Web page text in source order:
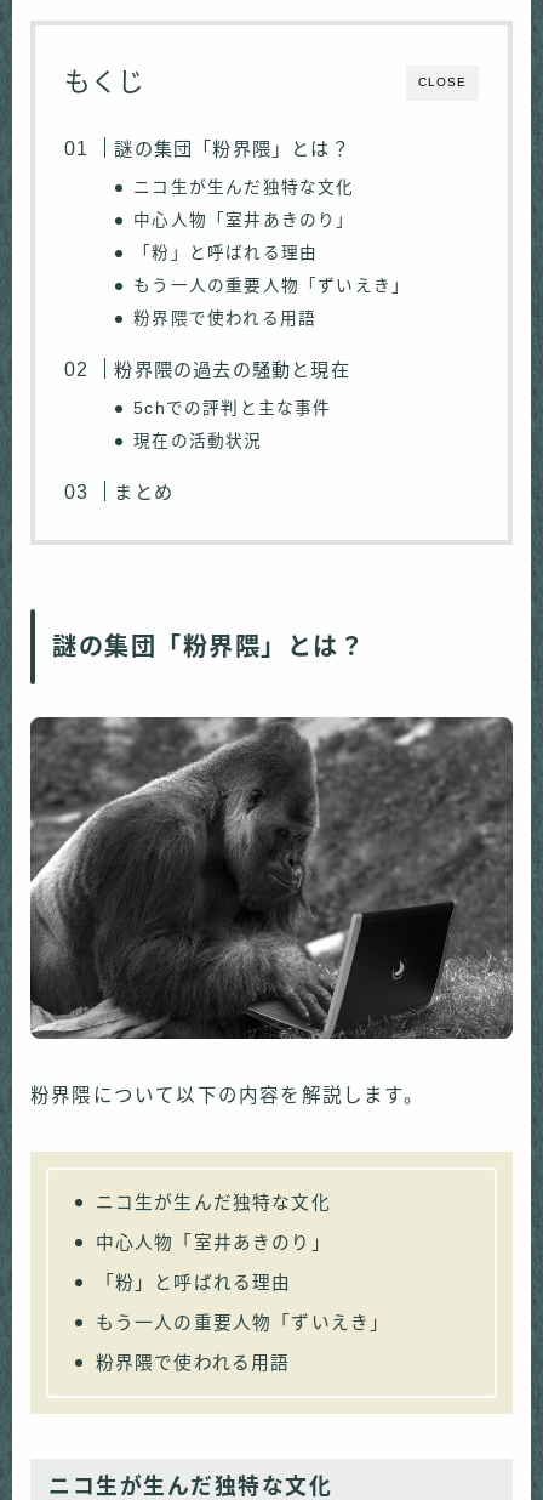
CLOSE
もくじ
謎の集団「粉界隈」とは？
ニコ生が生んだ独特な文化
中心人物「室井あきのり」
「粉」と呼ばれる理由
もう一人の重要人物「ずいえき」
粉界隈で使われる用語
粉界隈の過去の騒動と現在
5chでの評判と主な事件
現在の活動状況
まとめ
謎の集団「粉界隈」とは？
粉界隈について以下の内容を解説します。
ニコ生が生んだ独特な文化
中心人物「室井あきのり」
「粉」と呼ばれる理由
もう一人の重要人物「ずいえき」
粉界隈で使われる用語
ニコ生が生んだ独特な文化